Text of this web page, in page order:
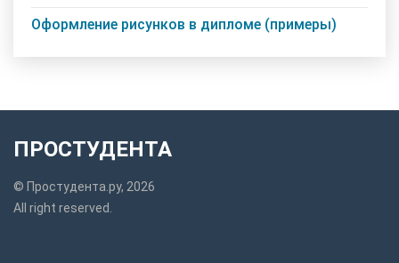
Оформление рисунков в дипломе (примеры)
ПРОСТУДЕНТА
© Простудента.ру, 2026
All right reserved.